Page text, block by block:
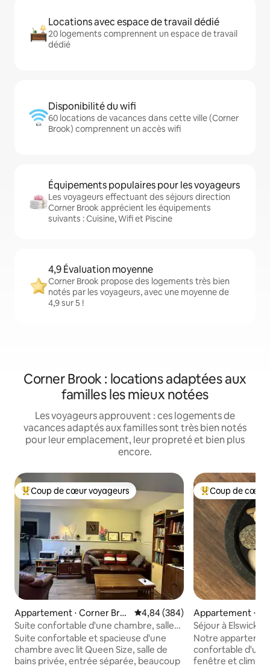
Locations avec espace de travail dédié
20 logements comprennent un espace de travail
dédié
Disponibilité du wifi
60 locations de vacances dans cette ville (Corner
Brook) comprennent un accès wifi
Équipements populaires pour les voyageurs
Les voyageurs effectuant des séjours direction
Corner Brook apprécient les équipements
suivants : Cuisine, Wifi et Piscine
4,9 Évaluation moyenne
Corner Brook propose des logements très bien
notés par les voyageurs, avec une moyenne de
4,9 sur 5 !
Corner Brook : locations adaptées aux
familles les mieux notées
Les voyageurs approuvent : ces logements de
vacances adaptés aux familles sont très bien notés
pour leur emplacement, leur propreté et bien plus
encore.
Coups de cœur voyageurs les plus appréciés
Coup de cœur voyageurs
Appartement ⋅ Corner Bro
ok
Évaluation moyenne sur la
4,84 (384)
Suite confortable d'une chambre, salle
de bain privée
Suite confortable et spacieuse d'une
chambre avec lit Queen Size, salle de
bains privée, entrée séparée, beaucoup
Coups de cœur
Coup de cœur
Appartement ⋅
k
Séjour à Elswick
Notre
confortable
fenêtre et